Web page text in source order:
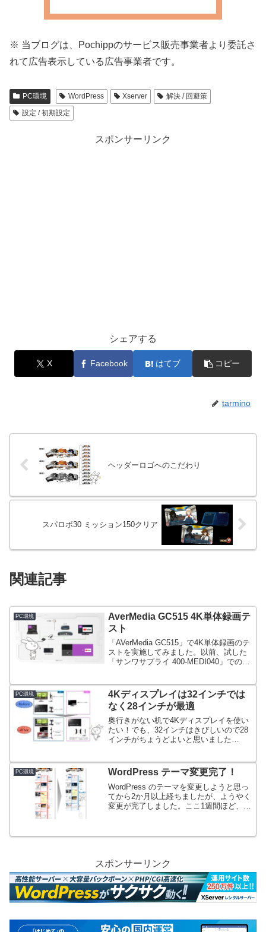
※ 当ブログは、Pochippのサービス販売事業者より委託さ
れて広告表示している広告事業者です。
PC環境 WordPress Xserver
解決 / 回避策
設定 / 初期設定
スポンサーリンク
シェアする
X Facebook はてブ コピー
tarmino
ヘッダーロゴへのこだわり
スパロボ30 ミッション150クリア
関連記事
PC環境
AverMedia GC515 4K単体録画テ
スト
「AVerMedia GC515」で4K単体録画のテ
ストを実施してみました。以前、試した
「サンワサプライ 400-MEDI040」での単
PC環境
4Kディスプレイは32インチでは
なく28インチが最適
奥行きがない机で4Kディスプレイを使い
たい！でも、32インチはきびしいので28
インチがちょうどよいと思いました
拡張したほうが賢明だったかも。
PC環境 WordPress テーマ変更完了！
WordPress のテーマを変更しようと思っ
てから2か月以上経ちましたが、ようやく
変更が完了しました。ここ1週間ほど、テ
直後に必要な設定がだいたい把握できた
スポンサーリンク